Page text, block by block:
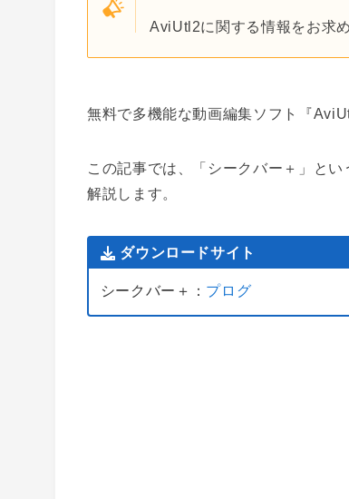
AviUtl2に関する情報をお求
無料で多機能な動画編集ソフト『
この記事では、 「 シークバー＋」とい
解説します。
ダウンロードサイト
シークバー＋： プログ